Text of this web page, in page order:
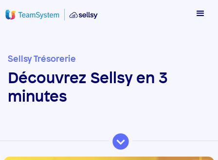
Sellsy Trésorerie
Découvrez Sellsy en 3
minutes